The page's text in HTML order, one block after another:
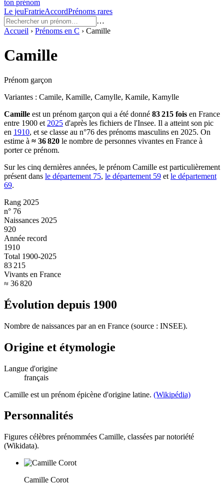
ton prénom
Le jeuFratrieAccordPrénoms rares
…
Accueil › Prénoms en C › Camille
Camille
Prénom garçon
Variantes : Camile, Kamille, Camylle, Kamile, Kamylle
Camille est un prénom garçon qui a été donné 83 215 fois en France
entre 1900 et 2025 d'après les fichiers de l'Insee. Il a atteint son pic
en 1910, et se classe au n°76 des prénoms masculins en 2025. On
estime à ≈ 36 820 le nombre de personnes vivantes en France à
porter ce prénom.
Sur les cinq dernières années, le prénom Camille est particulièrement
présent dans le département 75, le département 59 et le département
69.
Rang 2025
n° 76
Naissances 2025
920
Année record
1910
Total 1900-2025
83 215
Vivants en France
≈ 36 820
Évolution depuis 1900
Nombre de naissances par an en France (source : INSEE).
Origine et étymologie
Langue d'origine
français
Camille est un prénom épicène d'origine latine. (Wikipédia)
Personnalités
Figures célèbres prénommées Camille, classées par notoriété
(Wikidata).
Camille Corot